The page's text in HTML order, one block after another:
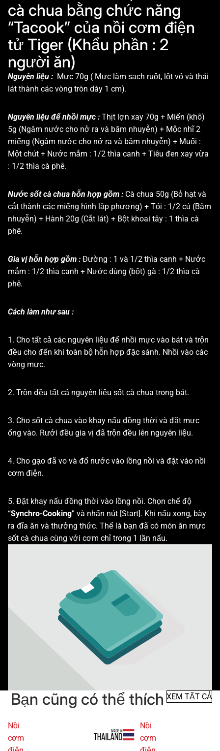
cà chua bằng chức năng
“Tacook” của nồi cơm điện
tử Tiger (Khẩu phần : 2
người ăn)
Nguyên liệu : Mực 70g ( Mực làm sạch ruột, lột vỏ và thái
lát thành các vòng tròn dày 1 cm).
Nguyên liệu để nhồi mực : Thịt lợn xay 70g + Miến (khô)
5g (Ngâm nước cho nở ra và băm nhuyễn) + Mộc nhĩ 2
miếng (Ngâm nước cho nở ra và băm nhuyễn) + Muối :
Một chút + Nước mắm : 1/2 thìa canh + Tiêu đen xay vừa
: 1/2 thìa cà phê.
Nước sốt cà chua hỗn hợp gồm : Cà chua 50g (Bỏ hạt và
cắt thành các miếng hình lập phương) + Tỏi : 1/2 củ (Băm
nhuyễn) + Hành 20g (Cắt lát) + Bột khoai tây : 1 thìa cà
phê.
Gia vị hỗn hợp gồm : Đường : 1 và 1/2 thìa canh + Nước
mắm : 1/2 thìa canh + Nước dùng (bột) gà : 1/2 thìa cà
phê.
Cách làm như sau :
1. Cho tất cả các nguyên liệu để nhồi mực vào bát và trộn
đều cho đến khi toàn bộ hỗn hợp đặc sánh. Nhồi vào các
vòng mực.
2. Trộn đều tất cả nguyên liệu sốt cà chua trong bát.
3. Cho sốt cà chua vào khay nấu đồng thời và đặt mực
ống vào. Rưới đều gia vị đã trộn đều lên nguyên liệu.
4. Cho gạo đã vo và đổ nước vào lồng nồi và đặt vào nồi
cơm điện.
5. Đặt khay nấu đồng thời vào lồng nồi. Chọn chế độ
“Synchro-Cooking” và nhấn nút [Start]. Khi nấu xong, bày
ra đĩa ăn và thưởng thức. Thế là bạn đã có món ăn mực
sốt cà chua cùng với cơm chỉ trong 1 lần nấu.
Bạn cũng có thể thích XEM TẤT CẢ
Nồi
cơm
Nồi
cơm